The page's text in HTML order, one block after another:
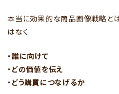
本当に効果的な商品画像戦略と
はなく
・誰に向けて
・どの価値を伝え
・どう購買につなげるか